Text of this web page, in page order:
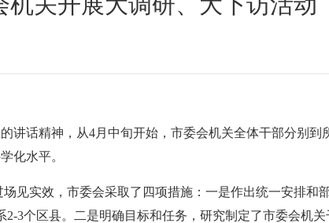
讲话精神，从4月中旬开始，市委会机关全体干部分别
化水平。
见实效，市委会采取了四项措施：一是作出统一安排和
2-3个区县。二是明确目标和任务，研究制定了市委会机